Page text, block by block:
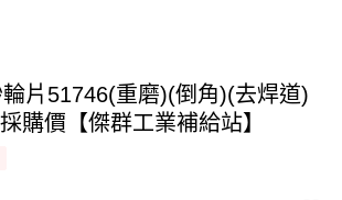
片51746(重磨)(倒角)(去焊道)
購價【傑群工業補給站】